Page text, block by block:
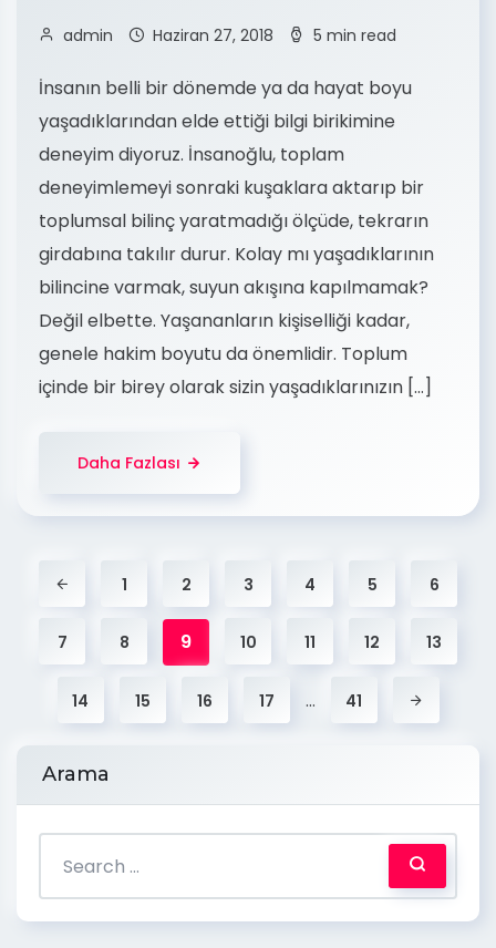
admin Haziran 27, 2018 5 min read
İnsanın belli bir dönemde ya da hayat boyu
yaşadıklarından elde ettiği bilgi birikimine
deneyim diyoruz. İnsanoğlu, toplam
deneyimlemeyi sonraki kuşaklara aktarıp bir
toplumsal bilinç yaratmadığı ölçüde, tekrarın
girdabına takılır durur. Kolay mı yaşadıklarının
bilincine varmak, suyun akışına kapılmamak?
Değil elbette. Yaşananların kişiselliği kadar,
genele hakim boyutu da önemlidir. Toplum
içinde bir birey olarak sizin yaşadıklarınızın […]
Daha Fazlası
1 2 3 4 5 6
7 8 9 10 11 12 13
14 15 16 17 … 41
Arama